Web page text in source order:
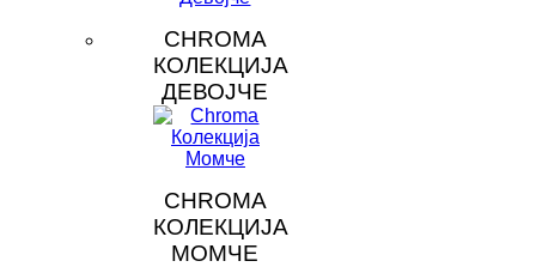
CHROMA
КОЛЕКЦИЈА
ДЕВОЈЧЕ
CHROMA
КОЛЕКЦИЈА
МОМЧЕ